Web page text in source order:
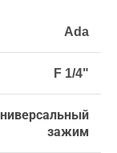
Ada
F 1/4"
зажим